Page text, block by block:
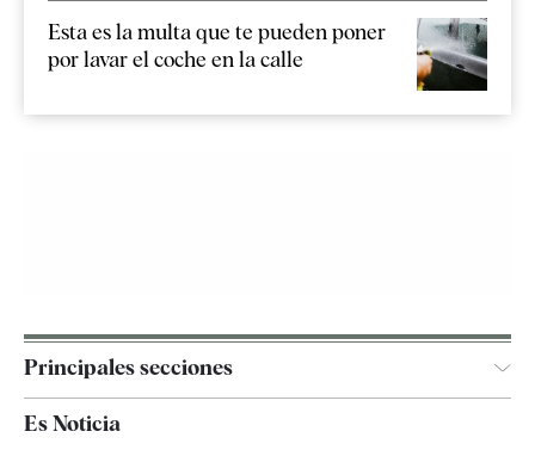
Esta es la multa que te pueden poner
por lavar el coche en la calle
Principales secciones
España
Es Noticia